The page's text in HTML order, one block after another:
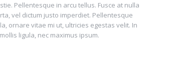
Pellentesque in arcu tellus. Fusce at nulla
vel dictum justo imperdiet. Pellentesque
ornare vitae mi ut, ultricies egestas velit. In
ligula, nec maximus ipsum.